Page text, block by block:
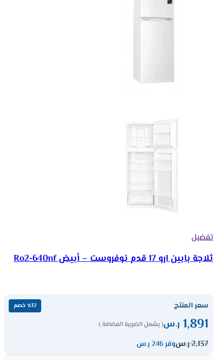
تفضيل
ثلاجة بابين ارو 17 قدم نوفروست – أبيض Ro2-640nf
سعر المنتج ٪12 خصم
1,891 ر.س( يشمل الضريبة المضافة )
2,137ر.سوفر 246 ر.س